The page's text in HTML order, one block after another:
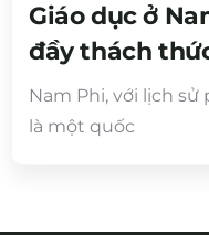
Giáo dục ở
đầy thách
Nam Phi, với lịch
là một quốc